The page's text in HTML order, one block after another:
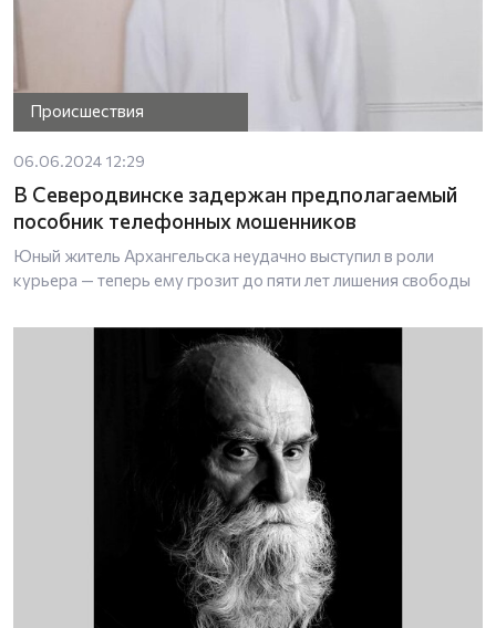
Происшествия
06.06.2024 12:29
В Северодвинске задержан предполагаемый
пособник телефонных мошенников
Юный житель Архангельска неудачно выступил в роли
курьера — теперь ему грозит до пяти лет лишения свободы